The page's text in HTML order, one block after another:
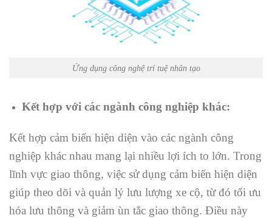
Ứng dụng công nghệ trí tuệ nhân tạo
Kết hợp với các ngành công nghiệp khác:
Kết hợp cảm biến hiện diện vào các ngành công
nghiệp khác nhau mang lại nhiều lợi ích to lớn. Trong
lĩnh vực giao thông, việc sử dụng cảm biến hiện diện
giúp theo dõi và quản lý lưu lượng xe cộ, từ đó tối ưu
hóa lưu thông và giảm ùn tắc giao thông. Điều này